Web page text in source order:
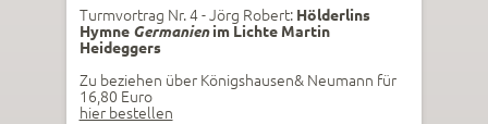
Turmvortrag Nr. 4 - Jörg Robert:Hölderlins
Hymne Germanienim Lichte Martin
Heideggers
Zu beziehen über Königshausen& Neumann für
16,80 Euro
hier bestellen